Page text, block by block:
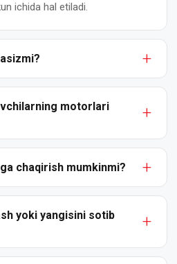
ichida hal etiladi.
kafolat beramiz: joriy ta'mirga
o'rashga 12 oygacha.
va bajarilgan ta'mir xatolarini
motorlari
chiqaruvchilar motorlarini
4А, ДАЗО) va xorijiy (ABB,
foydalanamiz.
chaqirish mumkinmi?
Toshkent va Toshkent
Biz motor holatini
qilamiz va ishlar
alohida muhokama qilinadi.
yoki yangisini sotib
xil quvvatdagi yangi motorga